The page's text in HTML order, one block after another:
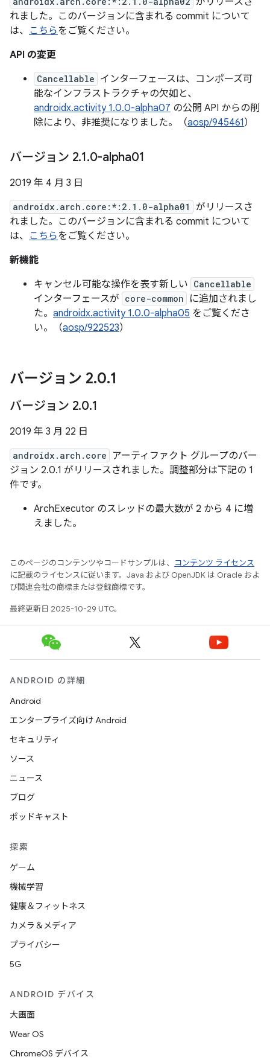
れました。このバージョンに含まれる commit について
は、 こちらをご覧ください。
API の変更
Cancellable インターフェースは、コンポーズ可
能なインフラストラクチャの欠如と、
androidx.activity 1.0.0-alpha07 の公開 API からの削
除により、非推奨になりました。（aosp/945461）
バージョン 2.1.0-alpha01
2019 年 4 月 3 日
androidx.arch.core:*:2.1.0-alpha01
がリリースさ
れました。このバージョンに含まれる commit について
は、 こちらをご覧ください。
新機能
キャンセル可能な操作を表す新しい Cancellable
インターフェースが core-common
に追加されまし
た。 androidx.activity 1.0.0-alpha05 をご覧くださ
い。（aosp/922523）
バージョン 2.0.1
バージョン 2.0.1
2019 年 3 月 22 日
androidx.arch.core アーティファクト グループのバー
ジョン 2.0.1 がリリースされました。調整部分は下記の 1
件です。
ArchExecutor のスレッドの最大数が 2 から 4 に増
えました。
このページのコンテンツやコードサンプルは、
コンテンツ ライセンス
に記載のライセンスに従います。Java および OpenJDK は Oracle およ
び関連会社の商標または登録商標です。
最終更新日 2025-10-29 UTC。
ANDROID の詳細
Android
エンタープライズ向け Android
セキュリティ
ソース
ニュース
ブログ
ポッドキャスト
探索
ゲーム
機械学習
健康＆フィットネス
カメラ＆メディア
プライバシー
5G
ANDROID デバイス
大画面
Wear OS
ChromeOS デバイス